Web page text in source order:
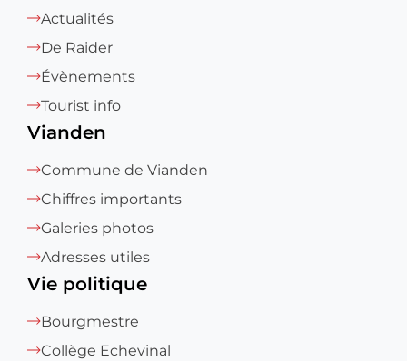
Actualités
De Raider
Évènements
Tourist info
Vianden
Commune de Vianden
Chiffres importants
Galeries photos
Adresses utiles
Vie politique
Bourgmestre
Collège Echevinal